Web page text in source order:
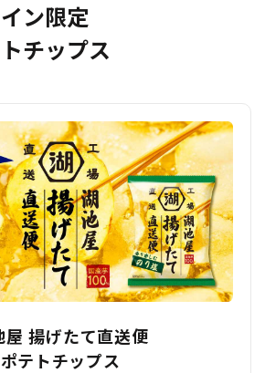
ン限定
チップス
屋 揚げたて直送便
ポテトチップス